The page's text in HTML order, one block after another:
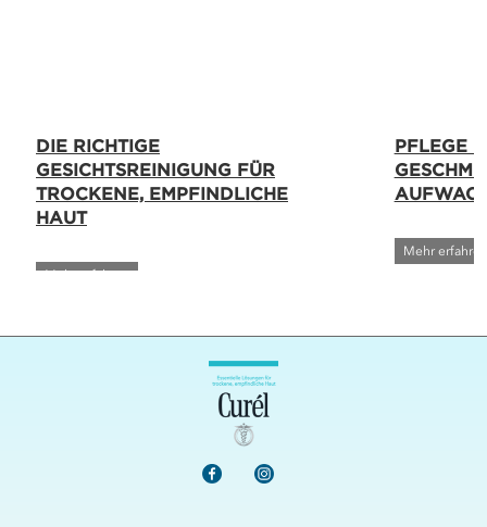
DIE RICHTIGE
GESICHTSREINIGUNG FÜR
TROCKENE, EMPFINDLICHE
HAUT
Mehr erfahren
PFLEGE
Mehr erfahren